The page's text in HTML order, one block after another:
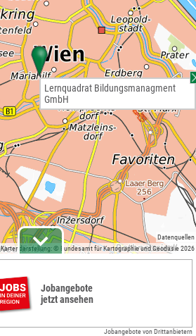
Kartendarstellung: © Bundesamt für Kartographie und Geodäsie 2026
Datenquellen
Lernquadrat Bildungsmanagment
GmbH
Jobangebote
jetzt ansehen
Jobangebote von Drittanbietern